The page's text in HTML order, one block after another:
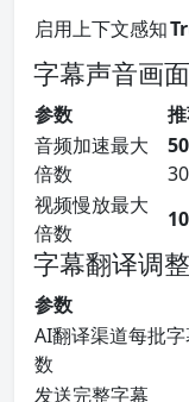
启用上下文感知
字幕声音画
参数
音频加速最大
倍数
50
视频慢放最大
倍数
10
字幕翻译调
参数
AI翻译渠道每批
数
发送完整字幕